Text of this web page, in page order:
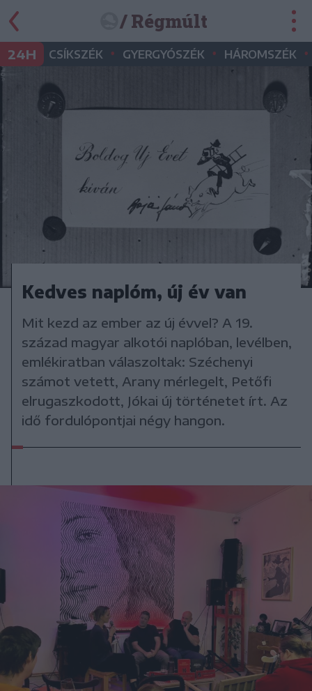
/ Régmúlt
24H CSÍKSZÉK • GYERGYÓSZÉK • HÁROMSZÉK •
Kedves naplóm, új év van
Mit kezd az ember az új évvel? A 19.
század magyar alkotói naplóban, levélben,
emlékiratban válaszoltak: Széchenyi
számot vetett, Arany mérlegelt, Petőfi
elrugaszkodott, Jókai új történetet írt. Az
idő fordulópontjai négy hangon.